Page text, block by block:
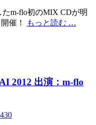
m-flo初のMIX CDが明
催！
もっと読む …
2012 出演：m-flo